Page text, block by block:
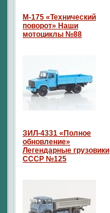
М-175 «Технический
поворот» Наши
мотоциклы №88
ЗИЛ-4331 «Полное
обновление»
Легендарные грузовики
СССР №125